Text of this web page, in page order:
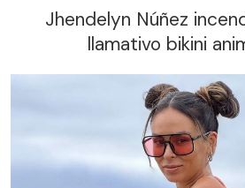
Jhendelyn Núñez
llamativo bikini